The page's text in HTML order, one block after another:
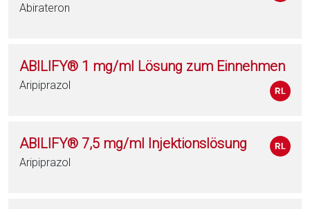
Abirateron
ABILIFY® 1 mg/ml Lösung zum Einnehmen
Aripiprazol
ABILIFY® 7,5 mg/ml Injektionslösung
Aripiprazol